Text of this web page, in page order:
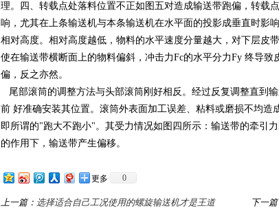
理。四、转载点处落料位置不正如图五对造成输送带跑偏，转载
响，尤其在上条输送机与本条输送机在水平面的投影成垂直时影
相对高度。相对高度越低，物料的水平速度分量越大，对下层皮
使在输送带横断面上的物料偏斜，冲击力Fc的水平分力Fy 终导
偏，反之亦然。
尾部滚筒的调整方法与头部滚筒刚好相反。经过反复调整直到
前 好准确安装其位置。滚筒外表面加工误差、粘料或磨损不均造
即所谓的"跑大不跑小"。其受力情况如图四所示：输送带的牵引
的作用下，输送带产生偏移。
更多 0
上一篇： 选择适合自己工况使用的螺旋输送机才是王道 下一篇